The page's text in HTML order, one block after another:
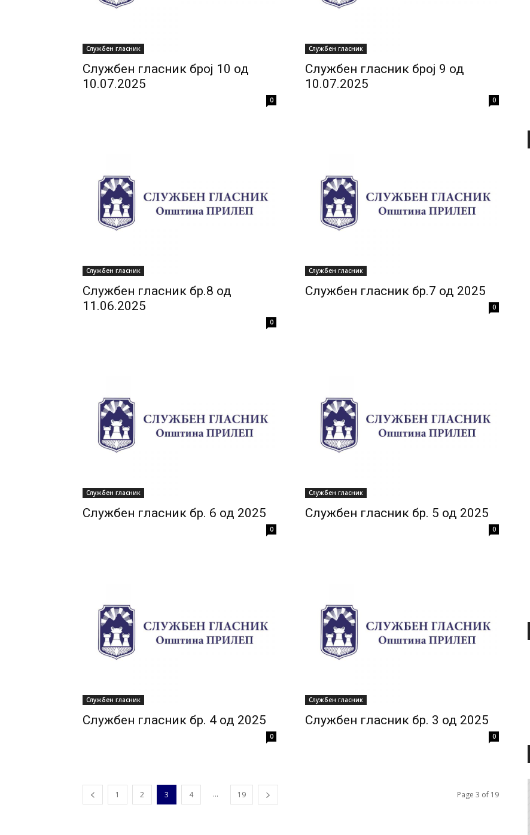
Службен гласник
Службен гласник број 10 од
10.07.2025
0
Службен гласник
Службен гласник број 9 од
10.07.2025
0
Службен гласник
Службен гласник бр.8 од
11.06.2025
0
Службен гласник
Службен гласник бр.7 од 2025
0
Службен гласник
Службен гласник бр. 6 од 2025
0
Службен гласник
Службен гласник бр. 5 од 2025
0
Службен гласник
Службен гласник бр. 4 од 2025
0
Службен гласник
Службен гласник бр. 3 од 2025
0
1 2 3 4 ... 19 Page 3 of 19